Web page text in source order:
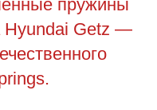
пружины
Hyundai Getz —